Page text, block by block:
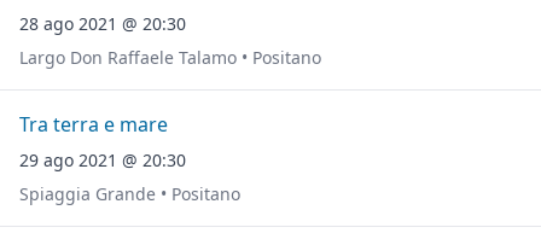
28 ago 2021 @ 20:30
Largo Don Raffaele Talamo • Positano
Tra terra e mare
29 ago 2021 @ 20:30
Spiaggia Grande • Positano